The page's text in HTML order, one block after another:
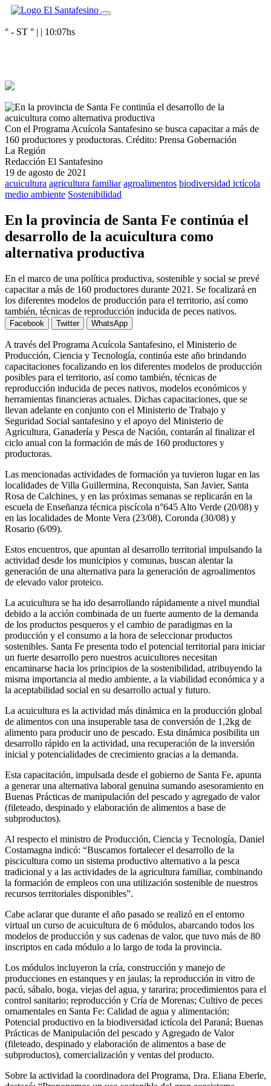
° - ST ° | | 10:07hs
Con el Programa Acuícola Santafesino se busca capacitar a más de
160 productores y productoras. Crédito: Prensa Gobernación
La Región
Redacción El Santafesino
19 de agosto de 2021
acuicultura agricultura familiar agroalimentos biodiversidad ictícola
medio ambiente Sostenibilidad
En la provincia de Santa Fe continúa el
desarrollo de la acuicultura como
alternativa productiva
En el marco de una política productiva, sostenible y social se prevé
capacitar a más de 160 productores durante 2021. Se focalizará en
los diferentes modelos de producción para el territorio, así como
también, técnicas de reproducción inducida de peces nativos.
Facebook Twitter WhatsApp
A través del Programa Acuícola Santafesino, el Ministerio de
Producción, Ciencia y Tecnología, continúa este año brindando
capacitaciones focalizando en los diferentes modelos de producción
posibles para el territorio, así como también, técnicas de
reproducción inducida de peces nativos, modelos económicos y
herramientas financieras actuales. Dichas capacitaciones, que se
llevan adelante en conjunto con el Ministerio de Trabajo y
Seguridad Social santafesino y el apoyo del Ministerio de
Agricultura, Ganadería y Pesca de Nación, contarán al finalizar el
ciclo anual con la formación de más de 160 productores y
productoras.
Las mencionadas actividades de formación ya tuvieron lugar en las
localidades de Villa Guillermina, Reconquista, San Javier, Santa
Rosa de Calchines, y en las próximas semanas se replicarán en la
escuela de Enseñanza técnica piscícola n°645 Alto Verde (20/08) y
en las localidades de Monte Vera (23/08), Coronda (30/08) y
Rosario (6/09).
Estos encuentros, que apuntan al desarrollo territorial impulsando la
actividad desde los municipios y comunas, buscan alentar la
generación de una alternativa para la generación de agroalimentos
de elevado valor proteico.
La acuicultura se ha ido desarrollando rápidamente a nivel mundial
debido a la acción combinada de un fuerte aumento de la demanda
de los productos pesqueros y el cambio de paradigmas en la
producción y el consumo a la hora de seleccionar productos
sostenibles. Santa Fe presenta todo el potencial territorial para iniciar
un fuerte desarrollo pero nuestros acuicultores necesitan
encaminarse hacia los principios de la sostenibilidad, atribuyendo la
misma importancia al medio ambiente, a la viabilidad económica y a
la aceptabilidad social en su desarrollo actual y futuro.
La acuicultura es la actividad más dinámica en la producción global
de alimentos con una insuperable tasa de conversión de 1,2kg de
alimento para producir uno de pescado. Esta dinámica posibilita un
desarrollo rápido en la actividad, una recuperación de la inversión
inicial y potencialidades de crecimiento gracias a la demanda.
Esta capacitación, impulsada desde el gobierno de Santa Fe, apunta
a generar una alternativa laboral genuina sumando asesoramiento en
Buenas Prácticas de manipulación del pescado y agregado de valor
(fileteado, despinado y elaboración de alimentos a base de
subproductos).
Al respecto el ministro de Producción, Ciencia y Tecnología, Daniel
Costamagna indicó: “Buscamos fortalecer el desarrollo de la
piscicultura como un sistema productivo alternativo a la pesca
tradicional y a las actividades de la agricultura familiar, combinando
la formación de empleos con una utilización sostenible de nuestros
recursos territoriales disponibles”.
Cabe aclarar que durante el año pasado se realizó en el entorno
virtual un curso de acuicultura de 6 módulos, abarcando todos los
modelos de producción y sus cadenas de valor, que tuvo más de 80
inscriptos en cada módulo a lo largo de toda la provincia.
Los módulos incluyeron la cría, construcción y manejo de
producciones en estanques y en jaulas; la reproducción in vitro de
pacú, sábalo, boga, viejas del agua, y tararira; procedimientos para el
control sanitario; reproducción y Cría de Morenas; Cultivo de peces
ornamentales en Santa Fe: Calidad de agua y alimentación;
Potencial productivo en la biodiversidad ictícola del Paraná; Buenas
Prácticas de Manipulación del pescado y Agregado de Valor
(fileteado, despinado y elaboración de alimentos a base de
subproductos), comercialización y ventas del producto.
Sobre la actividad la coordinadora del Programa, Dra. Eliana Eberle,